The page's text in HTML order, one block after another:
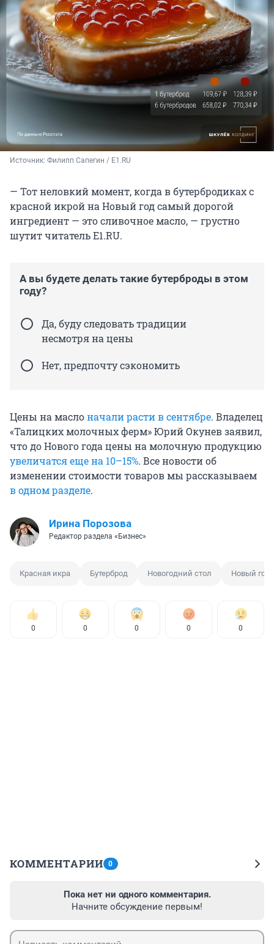
Источник: Филипп Сапегин / E1.RU
— Тот неловкий момент, когда в бутербродиках с
красной икрой на Новый год самый дорогой
ингредиент — это сливочное масло, — грустно
шутит читатель E1.RU.
А вы будете делать такие бутерброды в этом
году?
Да, буду следовать традиции
несмотря на цены
Нет, предпочту сэкономить
Цены на маслоначали расти в сентябре. Владелец
«Талицких молочных ферм» Юрий Окунев заявил,
что до Нового года цены на молочную продукцию
увеличатся еще на 10–15%. Все новости об
изменении стоимости товаров мы рассказываем
в одном разделе.
Ирина Порозова
Редактор раздела «Бизнес»
Красная икра Бутерброд Новогодний стол Новый год
0 0 0 0 0
КОММЕНТАРИИ 0
Пока нет ни одного комментария.
Начните обсуждение первым!